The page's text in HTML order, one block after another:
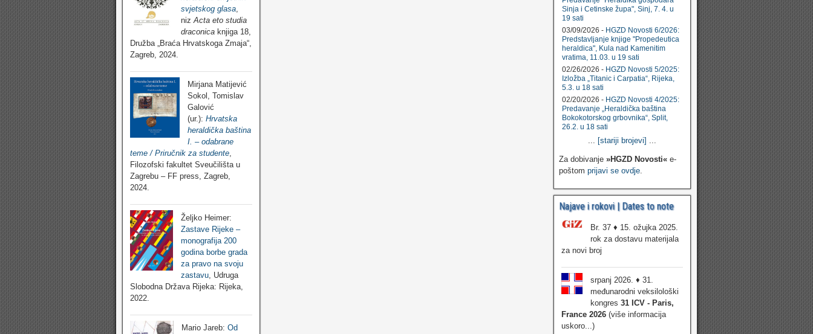
svjetskog glasa
niz Acta eto studia
draconica knjiga 18,
Družba „Braća Hrvatskoga Zmaja“,
Zagreb, 2024.
Mirjana Matijević
Sokol, Tomislav
Galović
(ur.): Hrvatska
heraldička baština
I. – odabrane
teme / Priručnik za studente,
Filozofski fakultet Sveučilišta u
Zagrebu – FF press, Zagreb,
2024.
Željko Heimer:
Zastave Rijeke –
monografija 200
godina borbe grada
za pravo na svoju
zastavu, Udruga
Slobodna Država Rijeka: Rijeka,
2022.
Mario Jareb: Od
Sinja i Cetinske župa", Sinj, 7. 4. u
19 sati
03/09/2026 - HGZD Novosti 6/2026:
Predstavljanje knjige "Propedeutica
heraldica", Kula nad Kamenitim
vratima, 11.03. u 19 sati
02/26/2026 - HGZD Novosti 5/2025:
Izložba „Titanic i Carpatia“, Rijeka,
5.3. u 18 sati
02/20/2026 - HGZD Novosti 4/2025:
Predavanje „Heraldička baština
Bokokotorskog grbovnika“, Split,
26.2. u 18 sati
... [stariji brojevi] ...
Za dobivanje »HGZD Novosti«e-
poštom prijavi se ovdje.
Najave i rokovi | Dates to note
Br. 37 ♦ 15. ožujka 2025.
rok za dostavu materijala
za novi broj
srpanj 2026. ♦ 31.
međunarodni veksilološki
kongres 31 ICV - Paris,
France 2026(više informacija
uskoro...)